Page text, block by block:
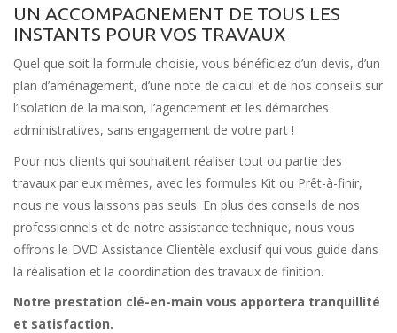
UN ACCOMPAGNEMENT DE TOUS LES
INSTANTS POUR VOS TRAVAUX
Quel que soit la formule choisie, vous bénéficiez d’un devis, d’un
plan d’aménagement, d’une note de calcul et de nos conseils sur
l’isolation de la maison, l’agencement et les démarches
administratives, sans engagement de votre part !
Pour nos clients qui souhaitent réaliser tout ou partie des
travaux par eux mêmes, avec les formules Kit ou Prêt-à-finir,
nous ne vous laissons pas seuls. En plus des conseils de nos
professionnels et de notre assistance technique, nous vous
offrons le DVD Assistance Clientèle exclusif qui vous guide dans
la réalisation et la coordination des travaux de finition.
Notre prestation clé-en-main vous apportera tranquillité
et satisfaction.